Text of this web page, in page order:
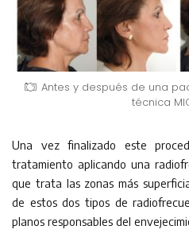
Antes y después de una
técnica
Una vez finalizado este
tratamiento aplicando una
que trata las zonas más
de estos dos tipos de
planos responsables del